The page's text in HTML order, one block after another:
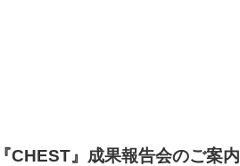
CHEST』成果報告会のご案内